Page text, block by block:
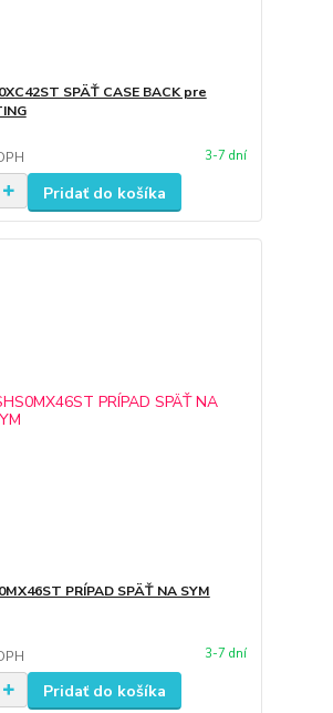
SPÄŤ CASE BACK pre
3-7 dní
Pridať do košíka
PRÍPAD SPÄŤ NA SYM
3-7 dní
Pridať do košíka